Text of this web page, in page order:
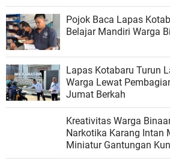
Pojok Baca Lapas
Belajar Mandiri Warga
Lapas Kotabaru Turun
Warga Lewat
Jumat Berkah
Kreativitas Warga
Narkotika Karang Intan
Miniatur Gantungan
Bambu